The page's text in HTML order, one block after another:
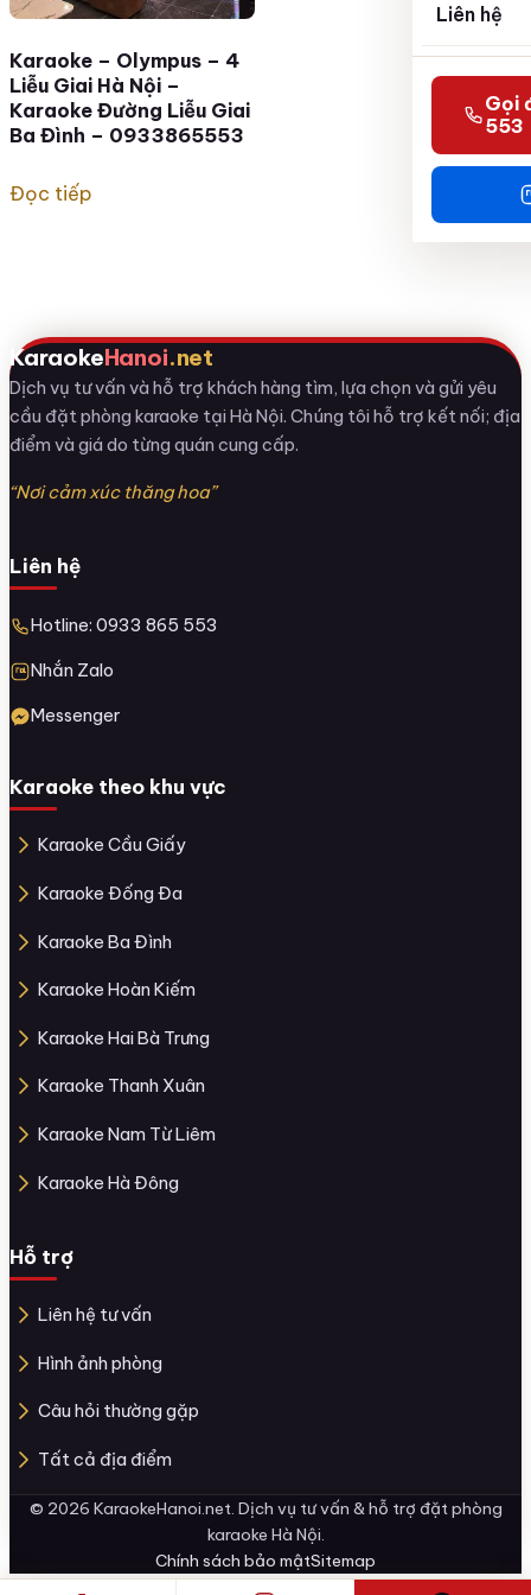
Liên hệ
Gọi
553
Karaoke – Olympus – 4
Liễu Giai Hà Nội –
Karaoke Đường Liễu Giai
Ba Đình – 0933865553
Đọc tiếp
KaraokeHanoi.net
Dịch vụ tư vấn và hỗ trợ khách hàng tìm, lựa chọn và gửi yêu
cầu đặt phòng karaoke tại Hà Nội. Chúng tôi hỗ trợ kết nối; địa
điểm và giá do từng quán cung cấp.
“Nơi cảm xúc thăng hoa”
Liên hệ
Hotline: 0933 865 553
Nhắn Zalo
Messenger
Karaoke theo khu vực
Karaoke Cầu Giấy
Karaoke Đống Đa
Karaoke Ba Đình
Karaoke Hoàn Kiếm
Karaoke Hai Bà Trưng
Karaoke Thanh Xuân
Karaoke Nam Từ Liêm
Karaoke Hà Đông
Hỗ trợ
Liên hệ tư vấn
Hình ảnh phòng
Câu hỏi thường gặp
Tất cả địa điểm
© 2026 KaraokeHanoi.net. Dịch vụ tư vấn & hỗ trợ đặt phòng
karaoke Hà Nội.
Chính sách bảo mậtSitemap